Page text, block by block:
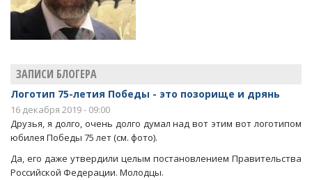
ЗАПИСИ БЛОГЕРА
Логотип 75-летия Победы - это позорище и дрянь
16 декабря 2019 - 09:00
Друзья, я долго, очень долго думал над вот этим вот логотипом
юбилея Победы 75 лет (см. фото).
Да, его даже утвердили целым постановлением Правительства
Российской Федерации. Молодцы.